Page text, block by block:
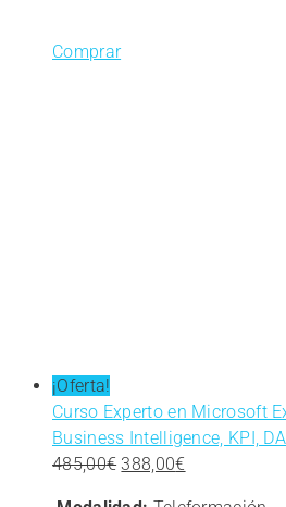
Comprar
¡Oferta!
Curso Experto en Microsoft
Business Intelligence, KPI,
485,00€ El
388,00€